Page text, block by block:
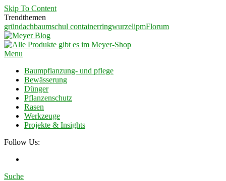
Skip To Content
Trendthemen
gründachbaumschul containerringwurzelipmFlorum
Meyer Blog
Ein Blog für Garten und Landschaftsbauer
Menu
Baumpflanzung- und pflege
Bewässerung
Dünger
Pflanzenschutz
Rasen
Werkzeuge
Projekte & Insights
Follow Us:
Suche